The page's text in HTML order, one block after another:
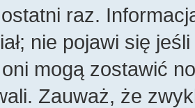
ostatni raz.
nie pojawi się
mogą zostawić
Zauważ, że